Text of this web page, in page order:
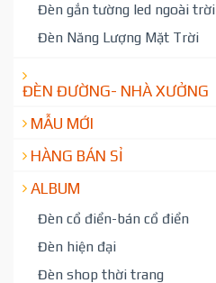
Đèn gắn tường led ngoài trời
Đèn Năng Lượng Mặt Trời
ĐÈN ĐƯỜNG- NHÀ XƯỞNG
MẪU MỚI
HÀNG BÁN SỈ
ALBUM
Đèn cổ điển-bán cổ điển
Đèn hiện đại
Đèn shop thời trang